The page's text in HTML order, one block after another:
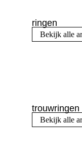
ringen
Bekijk alle
trouwringen
Bekijk alle